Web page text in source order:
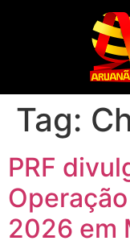
Tag:
PRF
2026 em